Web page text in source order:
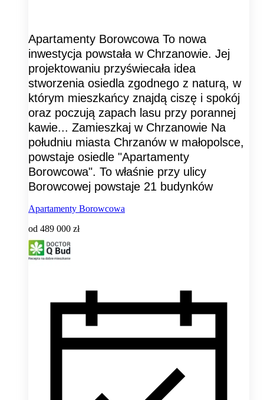
Apartamenty Borowcowa To nowa
inwestycja powstała w Chrzanowie. Jej
projektowaniu przyświecała idea
stworzenia osiedla zgodnego z naturą, w
którym mieszkańcy znajdą ciszę i spokój
oraz poczują zapach lasu przy porannej
kawie... Zamieszkaj w Chrzanowie Na
południu miasta Chrzanów w małopolsce,
powstaje osiedle "Apartamenty
Borowcowa". To właśnie przy ulicy
Borowcowej powstaje 21 budynków
Apartamenty Borowcowa
od 489 000 zł